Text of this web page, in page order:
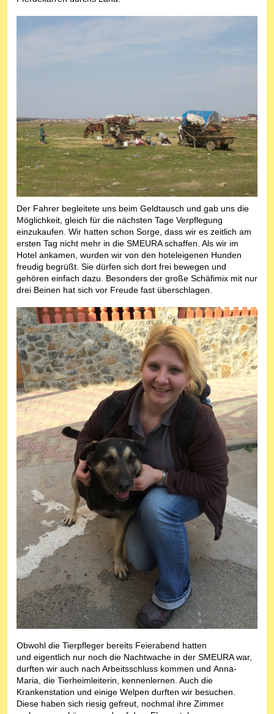
Der Fahrer begleitete uns beim Geldtausch und gab uns die
Möglichkeit, gleich für die nächsten Tage Verpflegung
einzukaufen. Wir hatten schon Sorge, dass wir es zeitlich am
ersten Tag nicht mehr in die SMEURA schaffen. Als wir im
Hotel ankamen, wurden wir von den hoteleigenen Hunden
freudig begrüßt. Sie dürfen sich dort frei bewegen und
gehören einfach dazu. Besonders der große Schäfimix mit nur
drei Beinen hat sich vor Freude fast überschlagen.
Obwohl die Tierpfleger bereits Feierabend hatten
und eigentlich nur noch die Nachtwache in der SMEURA war,
durften wir auch nach Arbeitsschluss kommen und Anna-
Maria, die Tierheimleiterin, kennenlernen. Auch die
Krankenstation und einige Welpen durften wir besuchen.
Diese haben sich riesig gefreut, nochmal ihre Zimmer